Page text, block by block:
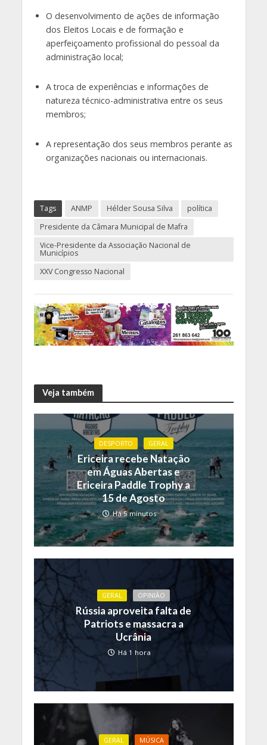
O desenvolvimento de ações de informação
dos Eleitos Locais e de formação e
aperfeiçoamento profissional do pessoal da
administração local;
A troca de experiências e informações de
natureza técnico-administrativa entre os seus
membros;
A representação dos seus membros perante as
organizações nacionais ou internacionais.
Tags ANMP Hélder Sousa Silva
política
Presidente da Câmara Municipal de Mafra
Vice-Presidente da Associação Nacional de
Municípios
XXV Congresso Nacional
Veja também
DESPORTO GERAL
Ericeira recebe Natação
em Águas Abertas e
Ericeira Paddle Trophy a
15 de Agosto
Há 5 minutos
GERAL OPINIÃO
Rússia aproveita falta de
Patriots e massacra a
Ucrânia
Há 1 hora
GERAL MÚSICA